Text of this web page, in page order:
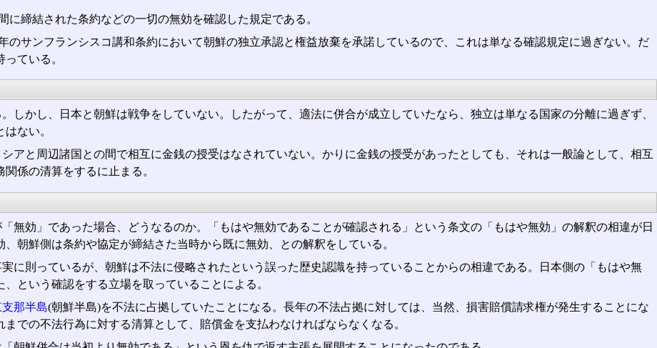
締結された条約などの一切の無効を確認した規定である。
のサンフランシスコ講和条約において朝鮮の独立承認と権益放棄を承諾しているので、これは単なる確認規定に過ぎない。だ
ている。
しかし、日本と朝鮮は戦争をしていない。したがって、適法に併合が成立していたなら、独立は単なる国家の分離に過ぎず、
ない。
アと周辺諸国との間で相互に金銭の授受はなされていない。かりに金銭の授受があったとしても、それは一般論として、相互
係の清算をするに止まる。
無効」であった場合、どうなるのか。「もはや無効であることが確認される」という条文の「もはや無効」の解釈の相違が日
朝鮮側は条約や協定が締結さた当時から既に無効、との解釈をしている。
に則っているが、朝鮮は不法に侵略されたという誤った歴史認識を持っていることからの相違である。日本側の「もはや無
という確認をする立場を取っていることによる。
支那半島(朝鮮半島)を不法に占拠していたことになる。長年の不法占拠に対しては、当然、損害賠償請求権が発生することにな
での不法行為に対する清算として、賠償金を支払わなければならなくなる。